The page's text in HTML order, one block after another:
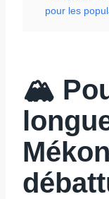
pour les
🏔️